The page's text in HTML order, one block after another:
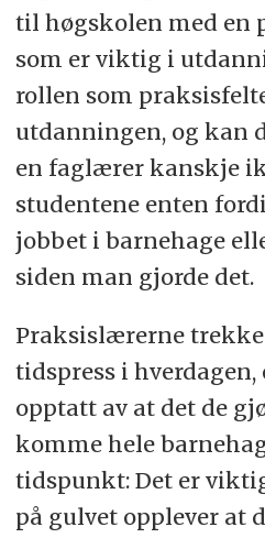
til høgskolen med en
som er viktig i
rollen som
utdanningen, og kan
en faglærer kanskje
studentene enten
jobbet i barnehage
siden man gjorde det.
Praksislærerne
tidspress i hverdagen,
opptatt av at det de
komme hele
tidspunkt: Det er
på gulvet opplever at